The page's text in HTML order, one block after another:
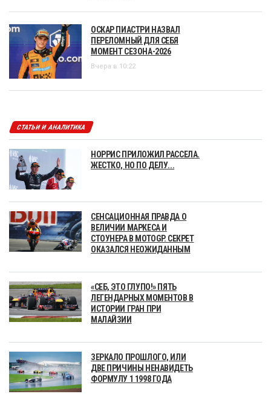
ОСКАР ПИАСТРИ НАЗВАЛ
ПЕРЕЛОМНЫЙ ДЛЯ СЕБЯ
МОМЕНТ СЕЗОНА-2026
Вчера в 10:22
СТАТЬИ И АНАЛИТИКА
НОРРИС ПРИЛОЖИЛ РАССЕЛА.
ЖЕСТКО, НО ПО ДЕЛУ...
СЕНСАЦИОННАЯ ПРАВДА О
ВЕЛИЧИИ МАРКЕСА И
СТОУНЕРА В MOTOGP. СЕКРЕТ
ОКАЗАЛСЯ НЕОЖИДАННЫМ
«СЕБ, ЭТО ГЛУПО!» ПЯТЬ
ЛЕГЕНДАРНЫХ МОМЕНТОВ В
ИСТОРИИ ГРАН ПРИ
МАЛАЙЗИИ
ЗЕРКАЛО ПРОШЛОГО, ИЛИ
ДВЕ ПРИЧИНЫ НЕНАВИДЕТЬ
ФОРМУЛУ 1 1998 ГОДА